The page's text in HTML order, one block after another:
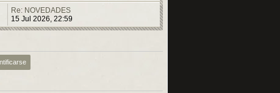
Re: NOVEDADES
15 Jul 2026, 22:59